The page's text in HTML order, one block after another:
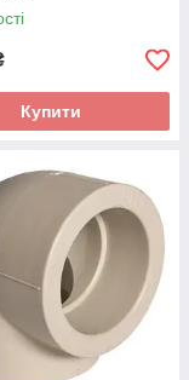
Купити